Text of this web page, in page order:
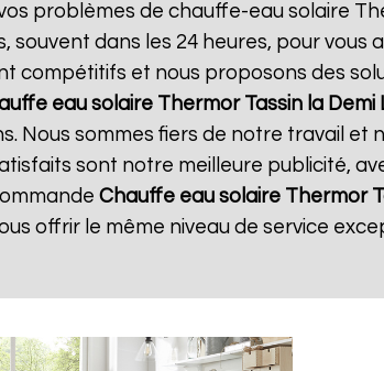
problèmes de chauffe-eau solaire
souvent dans les 24 heures, pour vous
compétitifs et nous proposons des
eau solaire Thermor Tassin la Demi
Nous sommes fiers de notre travail et
sont notre meilleure publicité,
Chauffe eau solaire Thermor
offrir le même niveau de service